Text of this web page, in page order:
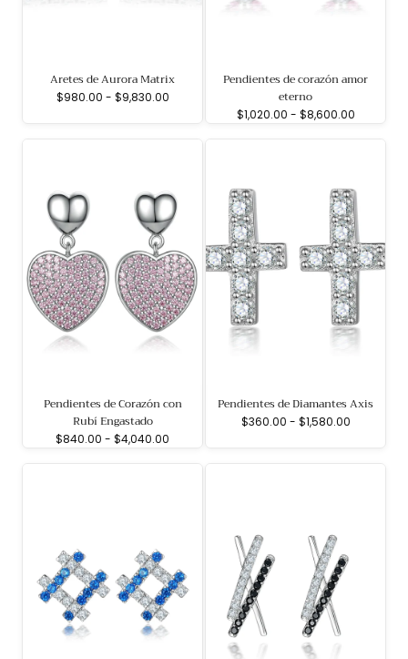
Aretes de Aurora Matrix
Precio
$980.00 - Precio
$9,830.00
Pendientes de corazón amor
eterno
Precio
$1,020.00 - Precio
$8,600.00
Pendientes de Corazón con
Rubí Engastado
Precio
$840.00 - Precio
$4,040.00
Pendientes de Diamantes Axis
Precio
$360.00 - Precio
$1,580.00